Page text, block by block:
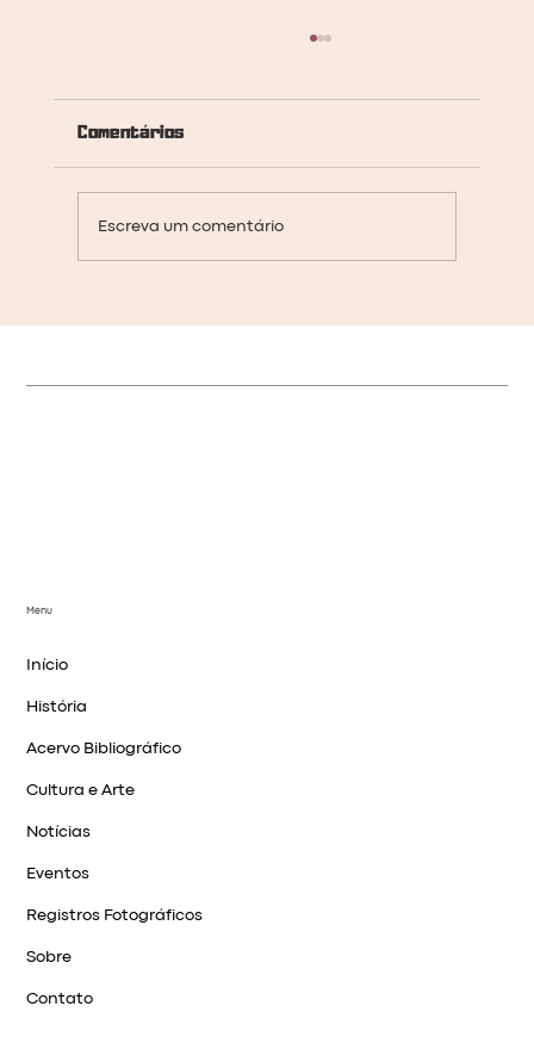
Comentários
Escreva um comentário
Menu
Início
História
Acervo Bibliográfico
Cultura e Arte
Notícias
Eventos
Registros Fotográficos
Sobre
Contato